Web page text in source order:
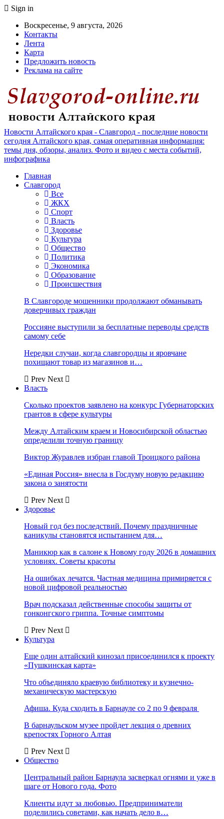
Sign in
Воскресенье, 9 августа, 2026
Контакты
Лента
Карта
Предложить новость
Реклама на сайте
Новости Алтайского края - Славгород - последние новости
сегодня Алтайского края, самая оперативная информация:
темы дня, обзоры, анализ. Фото и видео с места событий,
инфографика
Главная
Славгород
Все
ЖКХ
Спорт
Власть
Здоровье
Культура
Общество
Политика
Экономика
Образование
Происшествия
В Славгороде мошенники продолжают обманывать
доверчивых граждан
Россияне выступили за бесплатные переводы средств
самому себе
Нередки случаи, когда славгородцы и яровчане
похищают товар из магазинов и…
Prev Next
Власть
Сколько проектов заявлено на конкурс Губернаторских
грантов в сфере культуры
Между Алтайским краем и Новосибирской областью
определили точную границу
Виктор Журавлев избран главой Троицкого района
«Единая Россия» внесла в Госдуму новую редакцию
закона о занятости
Prev Next
Здоровье
Новый год без последствий. Почему праздничные
каникулы становятся испытанием для…
Маникюр как в салоне к Новому году 2026 в домашних
условиях. Советы красоты
На ошибках лечатся. Частная медицина примиряется с
новой цифровой реальностью
Врач подсказал действенные способы защиты от
гонконгского гриппа. Точные симптомы
Prev Next
Культура
Еще один алтайский кинозал присоединился к проекту
«Пушкинская карта»
Что объединяло краевую библиотеку и кузнечно-
механическую мастерскую
Афиша. Куда сходить в Барнауле со 2 по 9 февраля
В барнаульском музее пройдет лекция о древних
крепостях Горного Алтая
Prev Next
Общество
Центральный район Барнаула засверкал огнями и уже в
шаге от Нового года. Фото
Клиенты идут за любовью. Предприниматели
поделились советами, как начать дело в…